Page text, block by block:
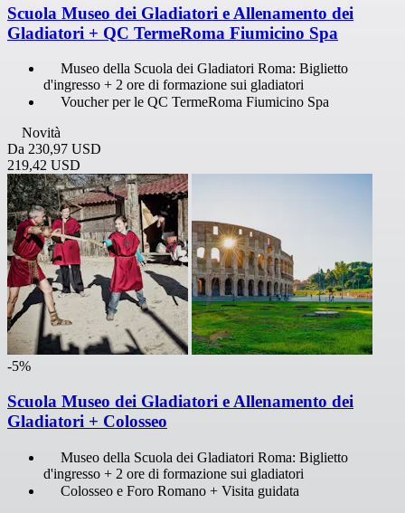
Scuola Museo dei Gladiatori e Allenamento dei
Gladiatori + QC TermeRoma Fiumicino Spa
Museo della Scuola dei Gladiatori Roma: Biglietto
d'ingresso + 2 ore di formazione sui gladiatori
Voucher per le QC TermeRoma Fiumicino Spa
Novità
Da 230,97 USD
219,42 USD
-5%
Scuola Museo dei Gladiatori e Allenamento dei
Gladiatori + Colosseo
Museo della Scuola dei Gladiatori Roma: Biglietto
d'ingresso + 2 ore di formazione sui gladiatori
Colosseo e Foro Romano + Visita guidata